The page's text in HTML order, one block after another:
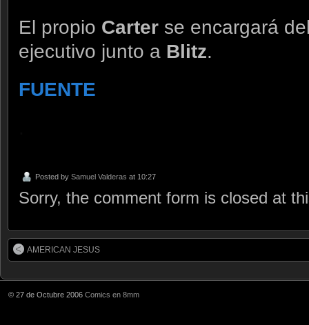
El propio Carter se encargará
ejecutivo junto a Blitz.
FUENTE
Posted by Samuel Valderas at 10:27
Sorry, the comment form is closed at
AMERICAN JESUS
© 27 de Octubre 2006 Comics en 8mm